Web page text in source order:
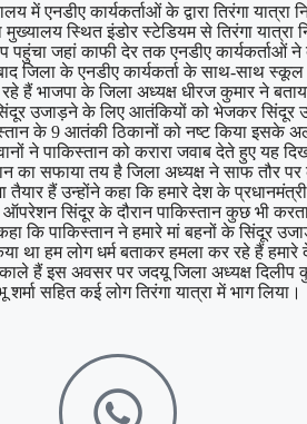
एनडीए कार्यकर्ताओं के द्वारा तिरंगा यात्रा
स्थित इंडोर स्टेडियम से तिरंगा यात्रा
पहुंचा जहां काफी देर तक एनडीए
जिला के एनडीए कार्यकर्ता के साथ-साथ स्कूल
रहे हैं भाजपा के जिला अध्यक्ष धीरज कुमार ने
उजाड़ने के लिए आतंकियों को भेजकर सिंदूर
के 9 आतंकी ठिकानों को नष्ट किया इसके
ने पाकिस्तान को करारा जवाब देते हुए यह
का सफाया तय है जिला अध्यक्ष ने साफ तौर
हैं उन्होंने कहा कि हमारे देश के
सिंदूर के दौरान पाकिस्तान कुछ भी
कि पाकिस्तान ने हमारे मां बहनों के सिंदूर
था हम लोग धर्म बताकर हमला कर रहे हैं
हैं इस अवसर पर जदयू जिला अध्यक्ष दिलीप
सहित कई लोग तिरंगा यात्रा में भाग लिया।